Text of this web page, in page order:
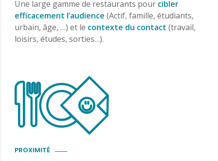
Une large gamme de restaurants pour cibler
efficacement l’audience (Actif, famille, étudiants,
urbain, âge, …) et le contexte du contact (travail,
loisirs, études, sorties…).
PROXIMITÉ